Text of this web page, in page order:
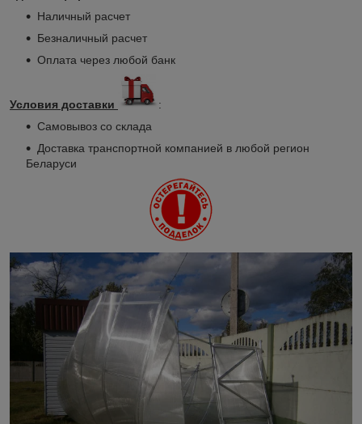
Наличный расчет
Безналичный расчет
Оплата через любой банк
Условия доставки
:
Самовывоз со склада
Доставка транспортной компанией в любой регион
Беларуси